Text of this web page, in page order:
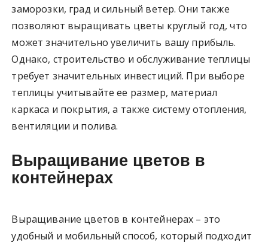
заморозки, град и сильный ветер. Они также
позволяют выращивать цветы круглый год, что
может значительно увеличить вашу прибыль.
Однако, строительство и обслуживание теплицы
требует значительных инвестиций. При выборе
теплицы учитывайте ее размер, материал
каркаса и покрытия, а также систему отопления,
вентиляции и полива.
Выращивание цветов в
контейнерах
Выращивание цветов в контейнерах – это
удобный и мобильный способ, который подходит